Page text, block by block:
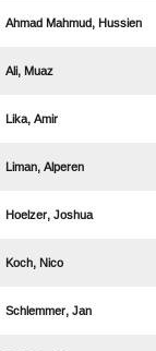
  
 
 
 
 
 
 